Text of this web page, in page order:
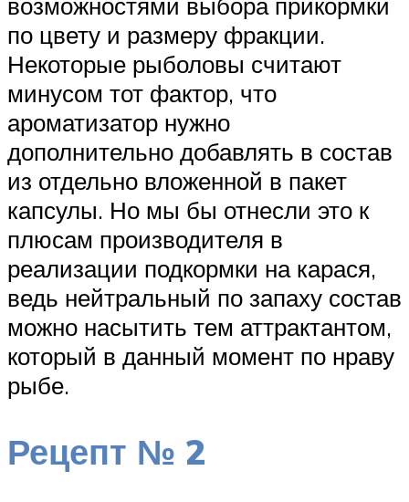
возможностями выбора прикормки
по цвету и размеру фракции.
Некоторые рыболовы считают
минусом тот фактор, что
ароматизатор нужно
дополнительно добавлять в состав
из отдельно вложенной в пакет
капсулы. Но мы бы отнесли это к
плюсам производителя в
реализации подкормки на карася,
ведь нейтральный по запаху состав
можно насытить тем аттрактантом,
который в данный момент по нраву
рыбе.
Рецепт № 2